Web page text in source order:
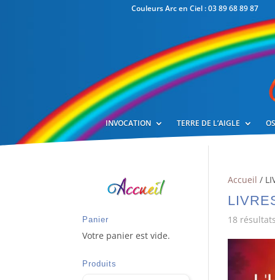
Couleurs Arc en Ciel : 03 89 68 89 87
INVOCATION TERRE DE L’AIGLE
Accueil /
18
Panier
Votre panier est vide.
Produits